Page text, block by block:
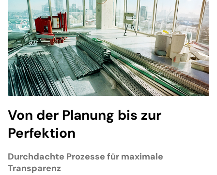
Von der Planung bis zur
Perfektion
Durchdachte Prozesse für maximale
Transparenz